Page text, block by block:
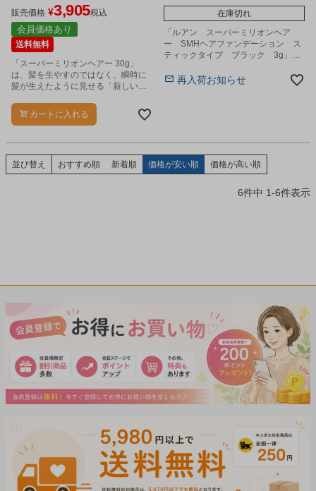
販売価格 ¥3,905税込
会員価格あり
送料無料
「スーパーミリオンヘアー 30g」
は、髪を生やすのではなく、瞬時に
髪が生えたように見せる「新しいス
カートに入れる
在庫切れ
「ルアン スーパーミリオンヘア
ー SMHヘアファンデーション ス
ティックタイプ ブラック 3g」
ァンデーションです。
再入荷お知らせ
並び替え おすすめ順 新着順 価格が安い順 価格が高い順
6件中 1-6件表示